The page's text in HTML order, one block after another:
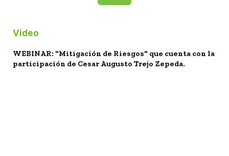
Video
WEBINAR: "Mitigación de Riesgos" que cuenta con la
participación de Cesar Augusto Trejo Zepeda.